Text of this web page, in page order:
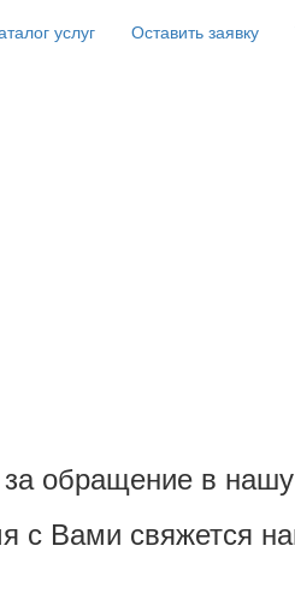
услуг Оставить заявку
обращение в
с Вами свяжется